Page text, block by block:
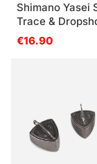
Shimano Yasei
Trace &
€16.90